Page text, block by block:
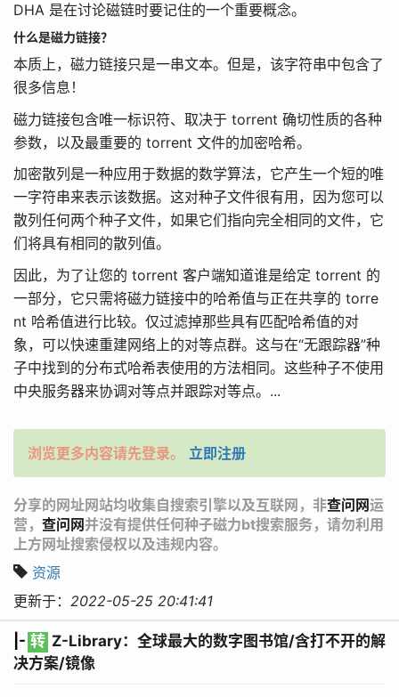
DHA 是在讨论磁链时要记住的一个重要概念。
什么是磁力链接？
本质上，磁力链接只是一串文本。但是，该字符串中包含了
很多信息！
磁力链接包含唯一标识符、取决于 torrent 确切性质的各种
参数，以及最重要的 torrent 文件的加密哈希。
加密散列是一种应用于数据的数学算法，它产生一个短的唯
一字符串来表示该数据。这对种子文件很有用，因为您可以
散列任何两个种子文件，如果它们指向完全相同的文件，它
们将具有相同的散列值。
因此，为了让您的 torrent 客户端知道谁是给定 torrent 的
一部分，它只需将磁力链接中的哈希值与正在共享的 torre
nt 哈希值进行比较。仅过滤掉那些具有匹配哈希值的对
象，可以快速重建网络上的对等点群。这与在“无跟踪器”种
子中找到的分布式哈希表使用的方法相同。这些种子不使用
中央服务器来协调对等点并跟踪对等点。...
浏览更多内容请先登录。 立即注册
分享的网址网站均收集自搜索引擎以及互联网，非查问网运
营， 查问网并没有提供任何种子磁力bt搜索服务，请勿利用
上方网址搜索侵权以及违规内容。
资源
更新于： 2022-05-25 20:41:41
|- 转 Z-Library：全球最大的数字图书馆/含打不开的解
决方案/镜像